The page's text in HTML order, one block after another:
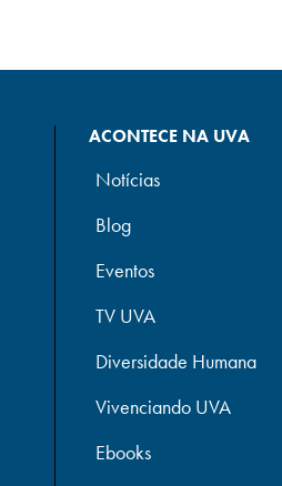
ACONTECE NA UVA
Notícias
Blog
Eventos
TV UVA
Diversidade Humana
Vivenciando UVA
Ebooks